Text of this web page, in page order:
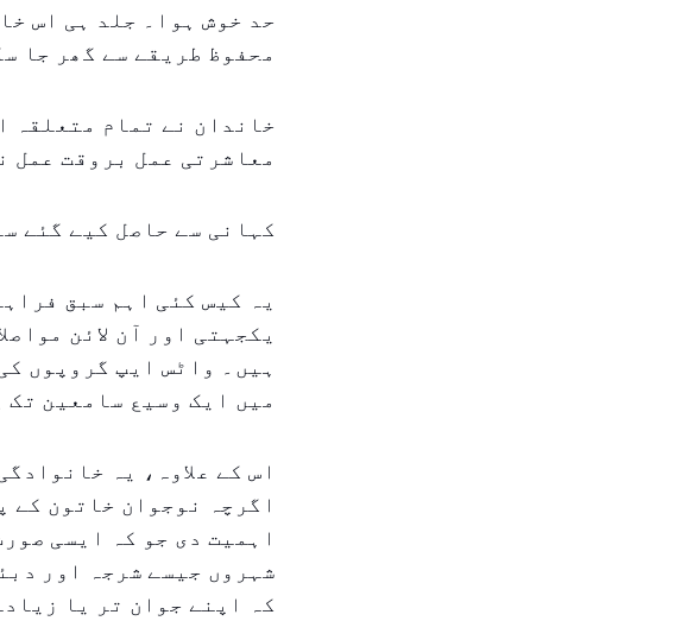
حد خوش ہوا۔ جلد ہی اس
محفوظ طریقے سے گھر جا
خاندان نے تمام متعلقہ
معاشرتی عمل بروقت عمل
کہانی سے حاصل کیے گئے
یہ کیس کئی اہم سبق
یکجہتی اور آن لائن
ہیں۔ واٹس ایپ گروپوں
میں ایک وسیع سامعین تک
اس کے علاوہ، یہ
اگرچہ نوجوان خاتون کے
اہمیت دی جو کہ ایسی
شہروں جیسے شرجہ اور
کہ اپنے جوان تر یا